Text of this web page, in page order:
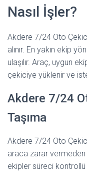
Nasıl İşler?
Akdere 7/24 Oto
alınır. En yakın ekip
ulaşılır. Araç, uygun
çekiciye yüklenir ve
Akdere 7/24
Taşıma
Akdere 7/24 Oto
araca zarar vermeden
ekipler süreci